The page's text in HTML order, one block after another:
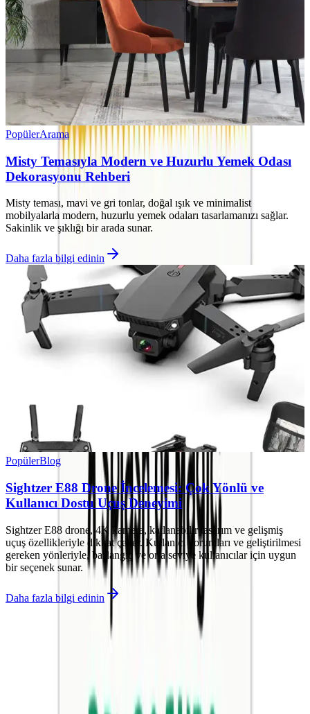
PopülerArama
Misty Temasıyla Modern ve Huzurlu Yemek Odası
Dekorasyonu Rehberi
Misty teması, mavi ve gri tonlar, doğal ışık ve minimalist
mobilyalarla modern, huzurlu yemek odaları tasarlamanızı sağlar.
Sakinlik ve şıklığı bir arada sunar.
Daha fazla bilgi edinin
PopülerBlog
Sightzer E88 Drone İncelemesi: Çok Yönlü ve
Kullanıcı Dostu Uçuş Deneyimi
Sightzer E88 drone, 4K kamera, katlanabilir tasarım ve gelişmiş
uçuş özellikleriyle dikkat çeker. Kullanıcı yorumları ve geliştirilmesi
gereken yönleriyle, başlangıç ve orta seviye kullanıcılar için uygun
bir seçenek sunar.
Daha fazla bilgi edinin
İlgili makaleler